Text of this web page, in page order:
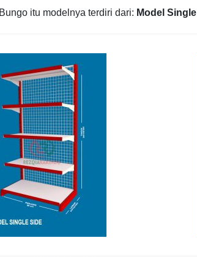
itu modelnya terdiri dari: Model Single